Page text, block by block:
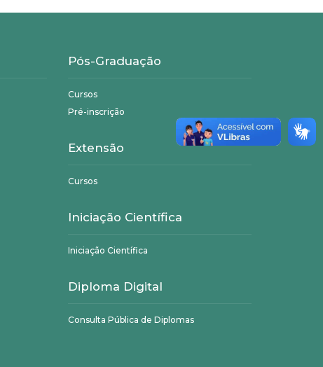
Pós-Graduação
Cursos
Pré-inscrição
Extensão
Cursos
Iniciação Científica
Iniciação Científica
Diploma Digital
Consulta Pública de Diplomas